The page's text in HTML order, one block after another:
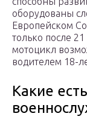
оборудованы
Европейском
только после
мотоцикл
водителем 18-
Какие